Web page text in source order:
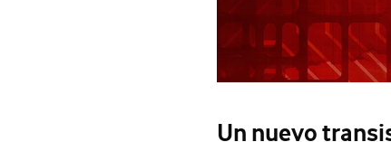
Un nuevo